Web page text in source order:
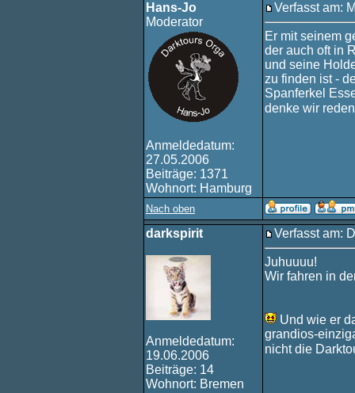
Hans-Jo
Moderator
Anmeldedatum:
27.05.2006
Beiträge: 1371
Wohnort: Hamburg
Verfasst am:
Er mit seinem
der auch oft in
und seine
zu finden ist -
Spanferkel
denke wir
Nach oben
darkspirit
Anmeldedatum:
19.06.2006
Beiträge: 14
Wohnort: Bremen
Verfasst am:
Juhuuuu!
Wir fahren in
Und wie er
grandios-
nicht die